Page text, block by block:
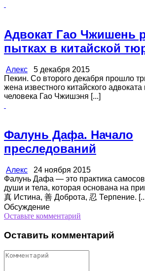
Адвокат Гао Чжишень
пытках в китайской
Алекс 5 декабря 2015
Пекин. Со второго декабря прошло
жена известного китайского
человека Гао Чжишэня [...]
Фалунь Дафа. Начало
преследований
Алекс 24 ноября 2015
Фалунь Дафа — это практика
души и тела, которая основана на
真 Истина, 善 Доброта, 忍 Терпение.
Обсуждение
Оставьте комментарий
Оставить комментарий